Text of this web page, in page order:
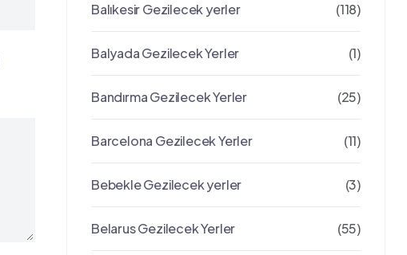
Balıkesir Gezilecek yerler (118)
Balyada Gezilecek Yerler (1)
Bandırma Gezilecek Yerler (25)
Barcelona Gezilecek Yerler (11)
Bebekle Gezilecek yerler (3)
Belarus Gezilecek Yerler (55)